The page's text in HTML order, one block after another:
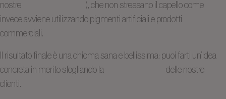
nostre
), che non stressano il capello come
invece avviene utilizzando pigmenti artificiali e prodotti
commerciali.
Il risultato finale è una chioma sana e bellissima: puoi farti un’idea
concreta in merito sfogliando la
delle nostre
clienti.